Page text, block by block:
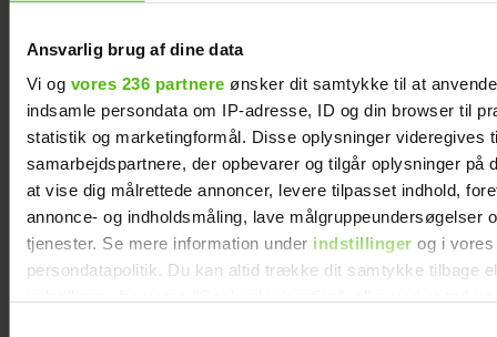
Ansvarlig brug af dine data
Vi og vores 236 partnere ønsker dit samtykke til at
indsamle persondata om IP-adresse, ID og din browser til
statistik og marketingformål. Disse oplysninger videregives
samarbejdspartnere, der opbevarer og tilgår oplysninger på
at vise dig målrettede annoncer, levere tilpasset indhold,
annonce- og indholdsmåling, lave målgruppeundersøgelser
tjenester. Se mere information under indstillinger og i vores
persondatapolitik. Du kan altid trække dit samtykke tilbage
Thomas Evers Poulsen og Sæþór
Kristínssons utraditionelle bryllupsrejse:
Derfor var datteren med